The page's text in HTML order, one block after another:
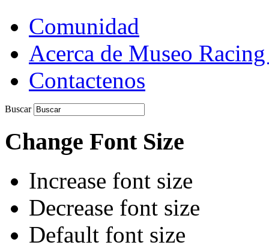
Comunidad
Acerca de Museo
Contactenos
Buscar
Change Font Size
Increase font size
Decrease font size
Default font size